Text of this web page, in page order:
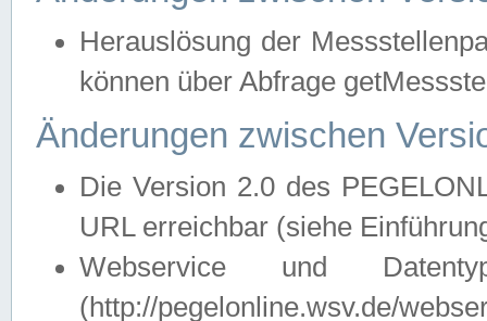
Herauslösung der
können über Abfrage
Änderungen zwischen
Die Version 2.0 des
URL erreichbar (siehe
Webservice und
(http://pegelonline.wsv.de/